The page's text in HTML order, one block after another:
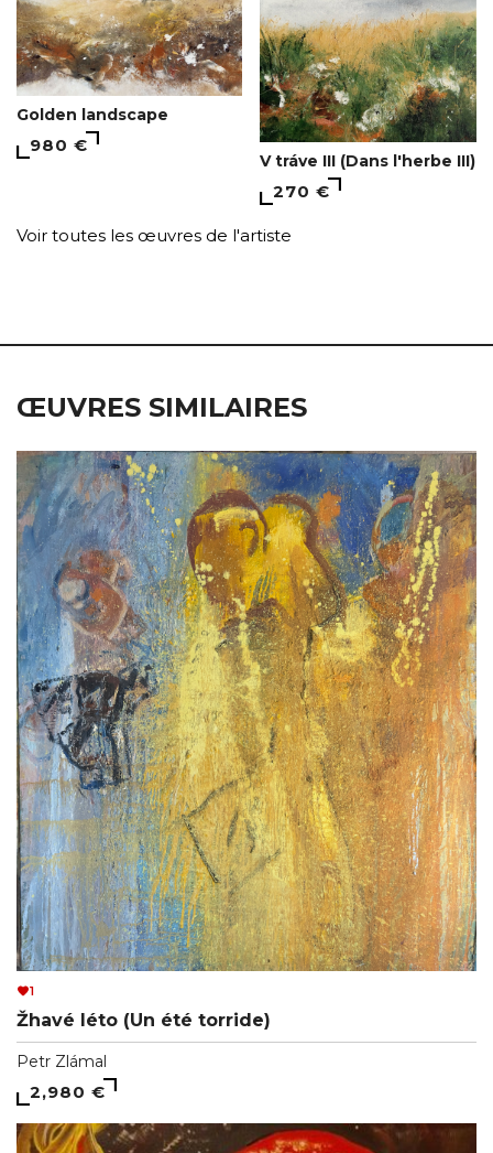
Golden landscape
980 €
V tráve III (Dans l'herbe III)
270 €
Voir toutes les œuvres de l'artiste
ŒUVRES SIMILAIRES
1
Žhavé léto (Un été torride)
Petr Zlámal
2,980 €